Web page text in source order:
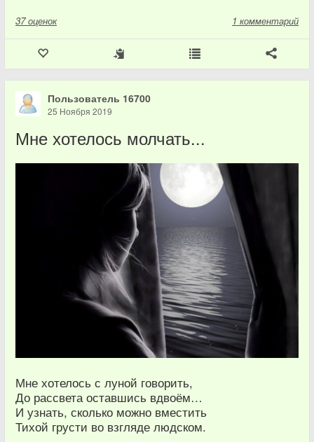
37 оценок 1 комментарий
Пользователь 16700
25 Ноября 2019
Мне хотелось молчать...
Мне хотелось с луной говорить,
До рассвета оставшись вдвоём…
И узнать, сколько можно вместить
Тихой грусти во взгляде людском.